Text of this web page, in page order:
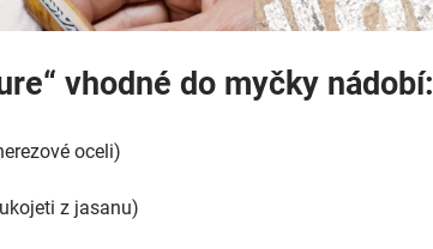
vhodné do myčky nádobí:
oceli)
z jasanu)